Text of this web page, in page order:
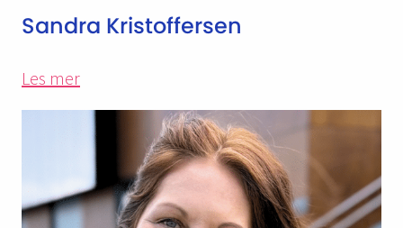
Sandra Kristoffersen
Les mer